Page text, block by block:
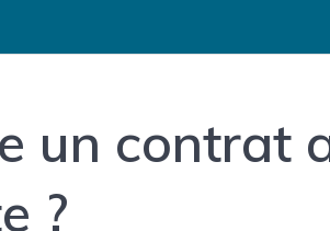
un contrat
?